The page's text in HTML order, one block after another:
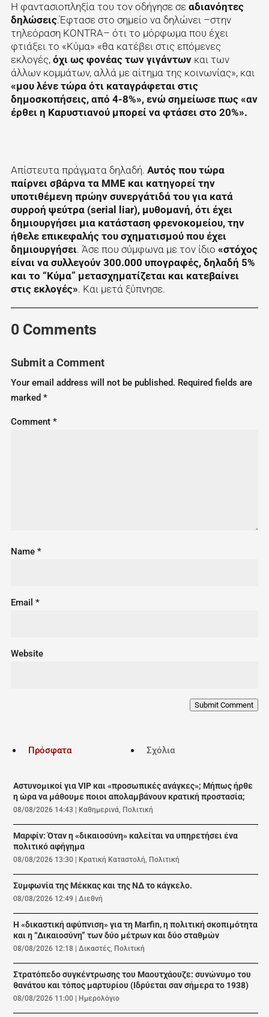
Η φαντασιοπληξία του τον οδήγησε σε αδιανόητες
δηλώσεις.Έφτασε στο σημείο να δηλώνει –στην
τηλεόραση KONTRA– ότι το μόρφωμα που έχει
φτιάξει το «Κύμα» «θα κατέβει στις επόμενες
εκλογές, όχι ως φονέας των γιγάντωνκαι των
άλλων κομμάτων, αλλά με αίτημα της κοινωνίας», και
«μου λένε τώρα ότι καταγράφεται στις
δημοσκοπήσεις, από 4-8%», ενώ σημείωσε πως «αν
έρθει η Καρυστιανού μπορεί να φτάσει στο 20%».
Απίστευτα πράγματα δηλαδή. Αυτός που τώρα
παίρνει σβάρνα τα ΜΜΕ και κατηγορεί την
υποτιθέμενη πρώην συνεργάτιδά του για κατά
συρροή ψεύτρα (serial liar), μυθομανή, ότι έχει
δημιουργήσει μια κατάσταση φρενοκομείου, την
ήθελε επικεφαλής του σχηματισμού που έχει
δημιουργήσει. Άσε που σύμφωνα με τον ίδιο «στόχος
είναι να συλλεγούν 300.000 υπογραφές, δηλαδή 5%
και το “Κύμα” μετασχηματίζεται και κατεβαίνει
στις εκλογές». Και μετά ξύπνησε.
0 Comments
Submit a Comment
Your email address will not be published. Required fields are
marked *
Comment *
Name *
Email *
Website
Submit Comment
Πρόσφατα Σχόλια
Αστυνομικοί για VIP και «προσωπικές ανάγκες»; Μήπως ήρθε
η ώρα να μάθουμε ποιοι απολαμβάνουν κρατική προστασία;
08/08/2026 14:43 | Καθημερινά, Πολιτική
Μαρφίν: Όταν η «δικαιοσύνη» καλείται να υπηρετήσει ένα
πολιτικό αφήγημα
08/08/2026 13:30 | Κρατική Καταστολή, Πολιτική
Συμφωνία της Μέκκας και της ΝΔ το κάγκελο.
08/08/2026 12:49 |Διεθνή
Η «δικαστική αφύπνιση» για τη Marfin, η πολιτική σκοπιμότητα
και η “Δικαιοσύνη” των δύο μέτρων και δύο σταθμών
08/08/2026 12:18 |Δικαστές, Πολιτική
Στρατόπεδο συγκέντρωσης του Μαουτχάουζε: συνώνυμο του
θανάτου και τόπος μαρτυρίου (Ιδρύεται σαν σήμερα το 1938)
08/08/2026 11:00 | Ημερολόγιο